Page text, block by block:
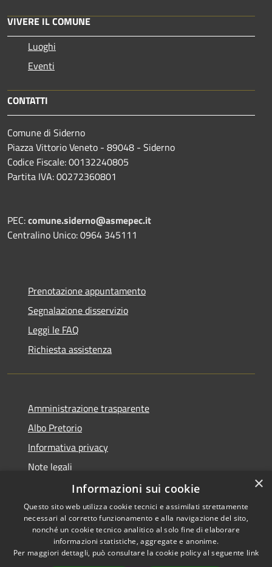
VIVERE IL COMUNE
Luoghi
Eventi
CONTATTI
Comune di Siderno
Piazza Vittorio Veneto - 89048 - Siderno
Codice Fiscale: 00132240805
Partita IVA: 00272360801
PEC:comune.siderno@asmepec.it
Centralino Unico: 0964 345111
Prenotazione appuntamento
Segnalazione disservizio
Leggi le FAQ
Richiesta assistenza
Amministrazione trasparente
Albo Pretorio
Informativa privacy
Note legali
Dichiarazione di accessibilità
RSS
Accessibilità
Copyright © 2026 • Comune di
×
Informazioni sui cookie
Questo sito web utilizza cookie tecnici e assimilati strettamente
necessari al corretto funzionamento e alla navigazione del sito,
nonché un cookie tecnico analitico al solo fine di elaborare
informazioni statistiche, aggregate e anonime.
Per maggiori dettagli, può consultare la cookie policy al seguente link